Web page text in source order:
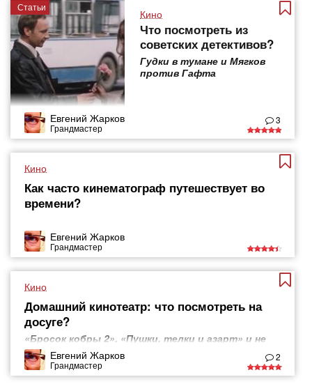
Статьи
Кино
Что посмотреть из
советских детективов?
Гудки в тумане и Мягков
против Гафта
Евгений Жарков
Грандмастер
3
Кино
Как часто кинематограф путешествует во
времени?
Евгений Жарков
Грандмастер
Кино
Домашний кинотеатр: что посмотреть на
досуге?
«Бросок кобры 2», «Пушки, телки и азарт» и не
толькоЕвгений Жарков
Грандмастер
2